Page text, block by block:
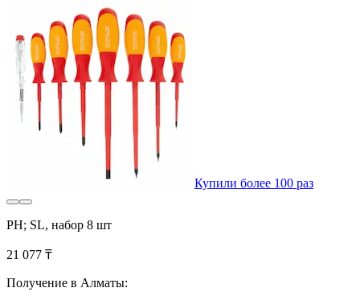
Купили более 100 раз
PH; SL, набор 8 шт
21 077 ₸
Получение в Алматы: